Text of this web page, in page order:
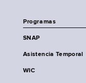
Programas
SNAP
Asistencia Temporal
WIC